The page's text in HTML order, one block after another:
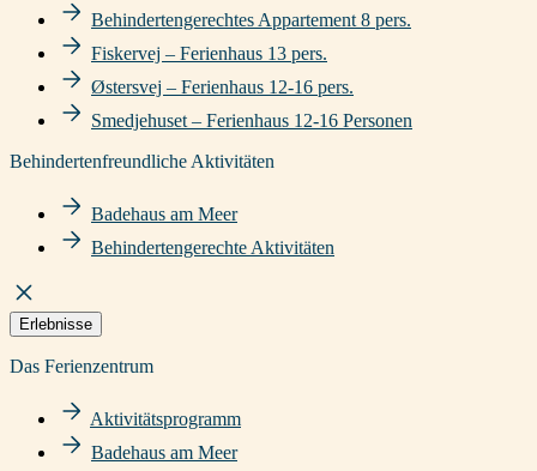
Behindertengerechtes Appartement 8 pers.
Fiskervej – Ferienhaus 13 pers.
Østersvej – Ferienhaus 12-16 pers.
Smedjehuset – Ferienhaus 12-16 Personen
Behindertenfreundliche Aktivitäten
Badehaus am Meer
Behindertengerechte Aktivitäten
Erlebnisse
Das Ferienzentrum
Aktivitätsprogramm
Badehaus am Meer